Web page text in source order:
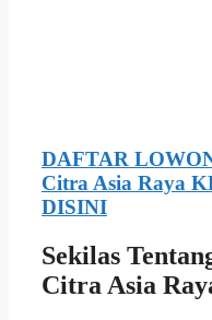
DAFTAR
Citra Asia Raya
DISINI
Sekilas
Citra Asia